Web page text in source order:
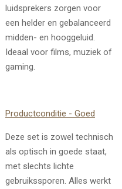
luidsprekers zorgen voor
een helder en gebalanceerd
midden- en hooggeluid.
Ideaal voor films, muziek of
gaming.
Productconditie - Goed
Deze set is zowel technisch
als optisch in goede staat,
met slechts lichte
gebruikssporen. Alles werkt